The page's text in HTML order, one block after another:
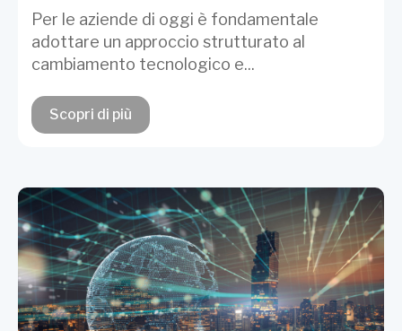
Per le aziende di oggi è fondamentale
adottare un approccio strutturato al
cambiamento tecnologico e...
Scopri di più